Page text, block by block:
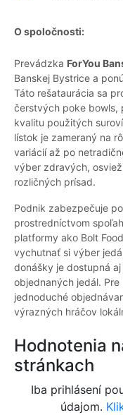
O spoločnosti:
Prevádzka ForYou
Banskej Bystrice a
Táto rešataurácia sa
čerstvých poke bowls,
kvalitu použitých
lístok je zameraný na
variácií až po
výber zdravých,
rozličných prísad.
Podnik zabezpečuje
prostredníctvom
platformy ako Bolt
vychutnať si výber
donášky je dostupná
objednaných jedál.
jednoduché
výrazných hráčov
Hodnotenia
stránkach
Iba prihlásení
údajom.